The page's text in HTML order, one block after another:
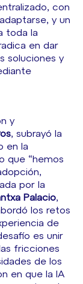
con
y un
toda la
en dar
soluciones y
y
, subrayó la
en la
que “hemos
por la
Palacio,
los retos
de
es unir
fricciones
de los
en que la IA